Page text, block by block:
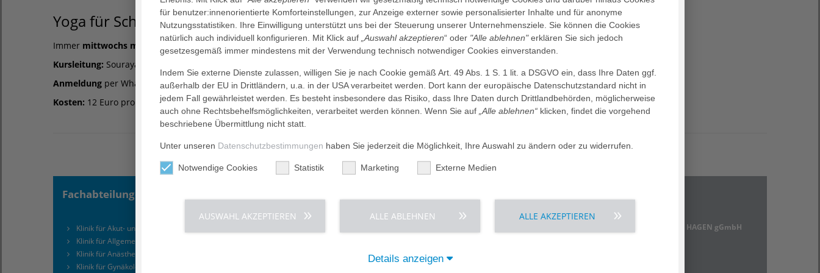
Yoga für Schwangere
Immer mittwochs mit Voranmeldung,11:00 Uhr bis 12:00Uhr
Kursleitung: Souraya Wiesemann
Anmeldung per Whatsapp unter M (0171) 3348279 oder per E-Mail unter souraya_w@gmx.de
Kosten: 12 Euro pro Person
Fachabteilungen
Klinik für Akut- und Notfallmedizin
Klinik für Allgemein- und Viszeralchirurgie
Klinik für Anästhesie und Intensivmedizin
Klinik für Gynäkologie und Geburtshilfe
AGAPLESION KLINIKUM HAGEN gGmbH
für benutzer:innenorientierte Komforteinstellungen, zur Anzeige externer sowie personalisierter Inhalte und für anonyme
Nutzungsstatistiken. Ihre Einwilligung unterstützt uns bei der Steuerung unserer Unternehmensziele. Sie können die Cookies
natürlich auch individuell konfigurieren. Mit Klick auf „Auswahl akzeptieren“ oder "Alle ablehnen"erklären Sie sich jedoch
gesetzesgemäß immer mindestens mit der Verwendung technisch notwendiger Cookies einverstanden.
Indem Sie externe Dienste zulassen, willigen Sie je nach Cookie gemäß Art. 49 Abs. 1 S. 1 lit. a DSGVO ein, dass Ihre Daten ggf.
außerhalb der EU in Drittländern, u.a. in der USA verarbeitet werden. Dort kann der europäische Datenschutzstandard nicht in
jedem Fall gewährleistet werden. Es besteht insbesondere das Risiko, dass Ihre Daten durch Drittlandbehörden, möglicherweise
auch ohne Rechtsbehelfsmöglichkeiten, verarbeitet werden können. Wenn Sie auf „Alle ablehnen“ klicken, findet die vorgehend
beschriebene Übermittlung nicht statt.
Unter unseren Datenschutzbestimmungen haben Sie jederzeit die Möglichkeit, Ihre Auswahl zu ändern oder zu widerrufen.
Notwendige Cookies Statistik Marketing Externe Medien
AUSWAHL AKZEPTIEREN ALLE ABLEHNEN ALLE AKZEPTIEREN
Details anzeigen